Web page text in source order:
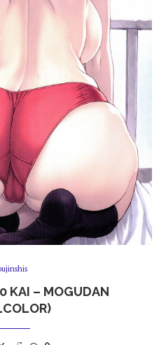
KAI – MOGUDAN